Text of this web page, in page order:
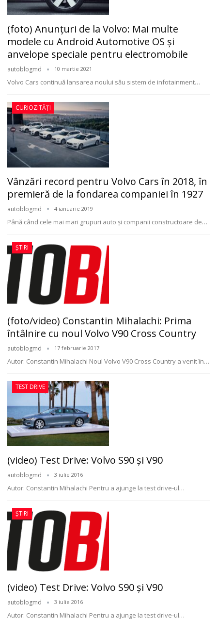
(foto) Anunţuri de la Volvo: Mai multe
modele cu Android Automotive OS şi
anvelope speciale pentru electromobile
autoblogmd 10 martie 2021
Volvo Cars continuă lansarea noului său sistem de infotainment…
CURIOZITĂȚI
Vânzări record pentru Volvo Cars în 2018, în
premieră de la fondarea companiei în 1927
autoblogmd 4 ianuarie 2019
Până când cele mai mari grupuri auto şi companii constructoare de…
ȘTIRI
(foto/video) Constantin Mihalachi: Prima
întâlnire cu noul Volvo V90 Cross Country
autoblogmd 17 februarie 2017
Autor: Constantin Mihalachi Noul Volvo V90 Cross Country a venit în…
TEST DRIVE
(video) Test Drive: Volvo S90 și V90
autoblogmd 3 iulie 2016
Autor: Constantin Mihalachi Pentru a ajunge la test drive-ul…
ȘTIRI
(video) Test Drive: Volvo S90 și V90
autoblogmd 3 iulie 2016
Autor: Constantin Mihalachi Pentru a ajunge la test drive-ul…